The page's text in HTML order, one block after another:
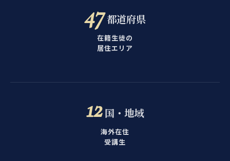
47 都道府県
在籍生徒の
居住エリア
12国・地域
海外在住
受講生